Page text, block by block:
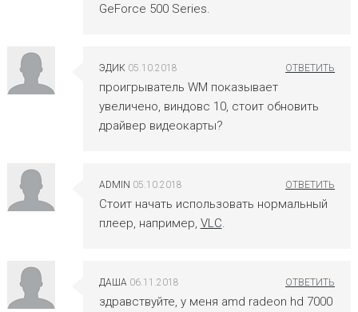
GeForce 500 Series.
ЭДИК 05.10.2018
проигрыватель WM показывает
увеличено, виндовс 10, стоит обновить
драйвер видеокарты?
ADMIN 05.10.2018
Стоит начать использовать нормальный
плеер, например, VLC.
ДАША 06.11.2018
здравствуйте, у меня amd radeon hd 7000